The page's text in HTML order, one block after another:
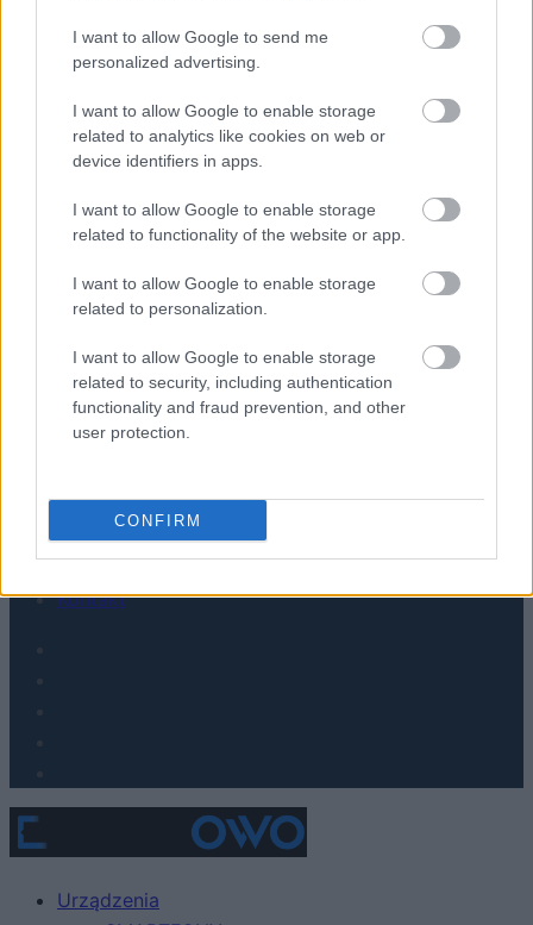
I want to allow Google to send me
personalized advertising.
I want to allow Google to enable storage
related to analytics like cookies on web or
device identifiers in apps.
I want to allow Google to enable storage
related to functionality of the website or app.
I want to allow Google to enable storage
related to personalization.
I want to allow Google to enable storage
related to security, including authentication
functionality and fraud prevention, and other
user protection.
CONFIRM
Urządzenia
SMARTFONY
TABLETY
WEARABLE
Recenzje
Co kupić
Porady
Promocje
FinTech
Hardware PC
Moto
AI
Redakcja
Reklama
Kontakt
Urządzenia